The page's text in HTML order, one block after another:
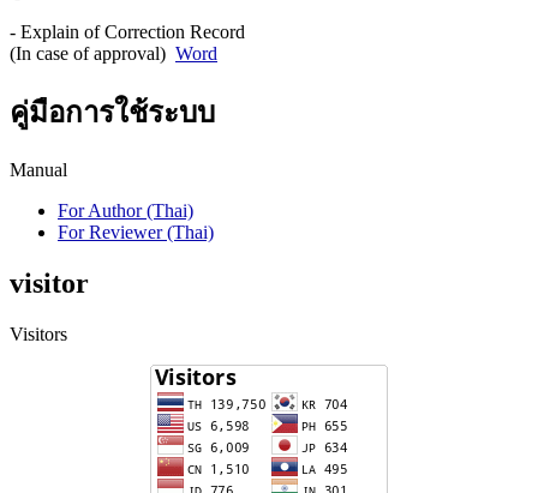
- Explain of Correction Record
(In case of approval) Word
คู่มือการใช้ระบบ
Manual
For Author (Thai)
For Reviewer (Thai)
visitor
Visitors